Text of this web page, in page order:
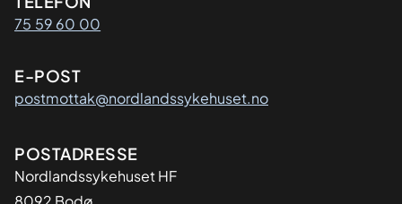
75 59 60 00
E-POST
postmottak@nordlandssykehuset.no
Adresse
POSTADRESSE
Nordlandssykehuset HF